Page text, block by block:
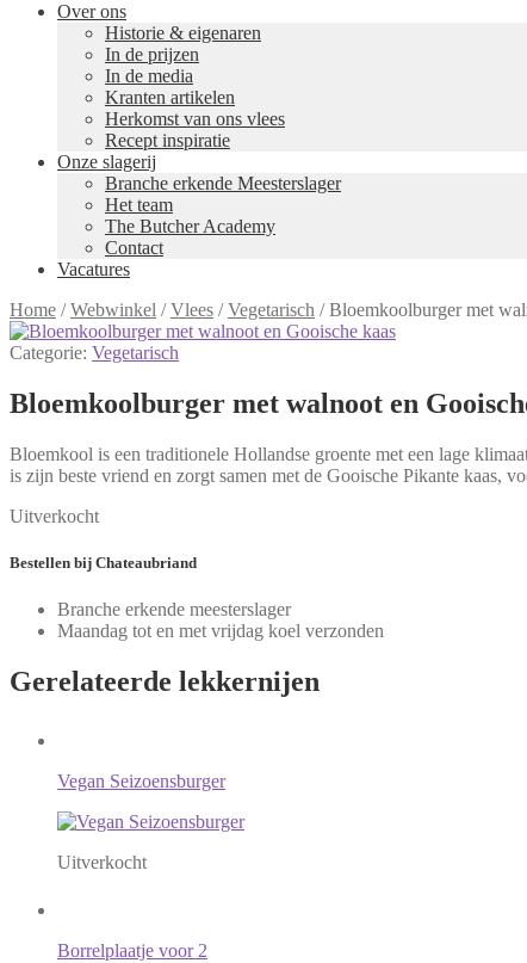
Over ons
Historie & eigenaren
In de prijzen
In de media
Kranten artikelen
Herkomst van ons vlees
Recept inspiratie
Onze slagerij
Branche erkende Meesterslager
Het team
The Butcher Academy
Contact
Vacatures
Home /Webwinkel /Vlees /Vegetarisch /Bloemkoolburger met
Categorie: Vegetarisch
Bloemkoolburger met walnoot en
Bloemkool is een traditionele Hollandse groente met een lage
is zijn beste vriend en zorgt samen met de Gooische Pikante kaas,
Uitverkocht
Bestellen bij Chateaubriand
Branche erkende meesterslager
Maandag tot en met vrijdag koel verzonden
Gerelateerde lekkernijen
Vegan Seizoensburger
Uitverkocht
Borrelplaatje voor 2